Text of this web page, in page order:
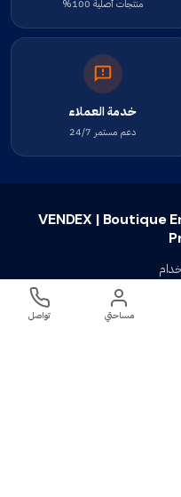
منتجات أصلية 100%
خدمة العملاء
دعم مستمر 24/7
VENDEX | Boutique
مساحتي تواصل